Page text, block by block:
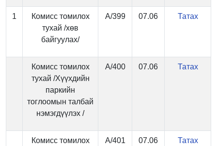
1
Комисс томилох
тухай /хөв
байгуулах/
А/399 07.06 Татах
Комисс томилох
тухай /Хүүхдийн
паркийн
тоглоомын талбай
нэмэгдүүлэх /
А/400 07.06 Татах
Комисс томилох
А/401 07.06 Татах